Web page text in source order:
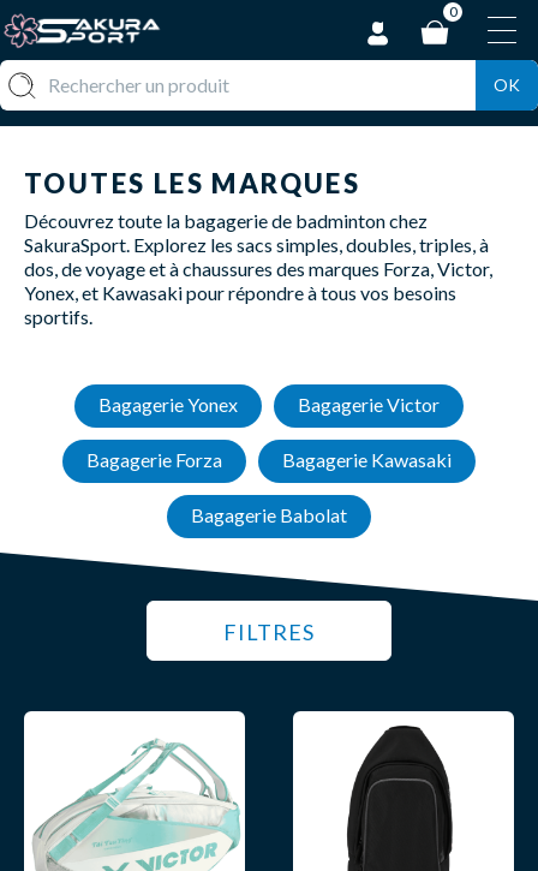
0
OK
TOUTES LES MARQUES
Découvrez toute la bagagerie de badminton chez
SakuraSport. Explorez les sacs simples, doubles, triples, à
dos, de voyage et à chaussures des marques Forza, Victor,
Yonex, et Kawasaki pour répondre à tous vos besoins
sportifs.
Bagagerie Yonex Bagagerie Victor
Bagagerie Forza Bagagerie Kawasaki
Bagagerie Babolat
FILTRES